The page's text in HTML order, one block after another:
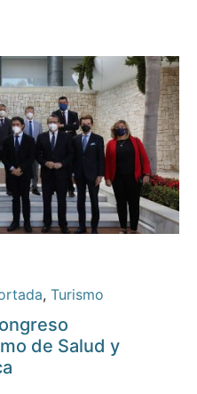
, Turismo
de Salud y